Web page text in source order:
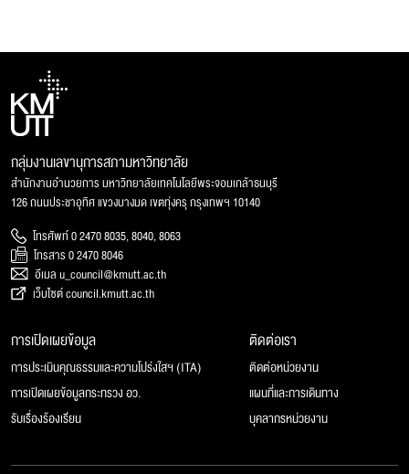
กลุ่มงานเลขานุการสภามหาวิทยาลัย
สำนักงานอำนวยการ มหาวิทยาลัยเทคโนโลยีพระจอมเกล้าธนบุรี
126 ถนนประชาอุทิศ แขวงบางมด เขตทุ่งครุ กรุงเทพฯ 10140
โทรศัพท์ 0 2470 8035, 8040, 8063
โทรสาร 0 2470 8046
อีเมล u_council@kmutt.ac.th
เว็บไซต์ council.kmutt.ac.th
การเปิดเผยข้อมูล
การประเมินคุณธรรมและความโปร่งใสฯ (ITA)
การเปิดเผยข้อมูลกระทรวง อว.
รับเรื่องร้องเรียน
ติดต่อเรา
ติดต่อหน่วยงาน
แผนที่และการเดินทาง
บุคลากรหน่วยงาน